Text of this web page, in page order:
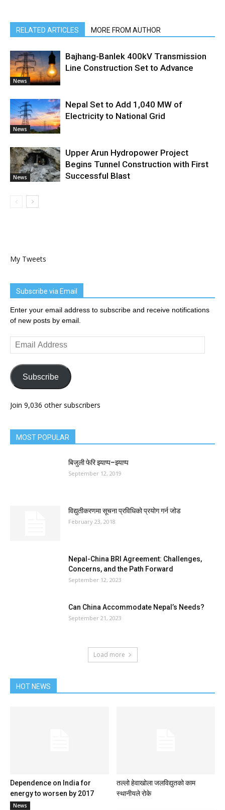
RELATED ARTICLES MORE FROM AUTHOR
News
Bajhang-Banlek 400kV Transmission
Line Construction Set to Advance
News
Nepal Set to Add 1,040 MW of
Electricity to National Grid
News
Upper Arun Hydropower Project
Begins Tunnel Construction with First
Successful Blast
My Tweets
Subscribe via Email
Enter your email address to subscribe and receive notifications
of new posts by email.
Email
Address
Subscribe
Join 9,036 other subscribers
MOST POPULAR
बिजुली फेरि झ्याप्प–झ्याप्प
September 12, 2019
विद्युतीकरणमा सूचना प्रविधिको प्रयोग गर्न जोड
February 23, 2018
Nepal-China BRI Agreement: Challenges,
Concerns, and the Path Forward
September 12, 2023
Can China Accommodate Nepal’s Needs?
September 21, 2023
Load more
HOT NEWS
Dependence on India for
energy to worsen by 2017
तल्लो हेवाखोला जलविद्युतको काम
स्थानीयले रोके
News